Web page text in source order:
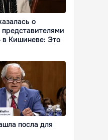
о
в Кишиневе: Это
посла для